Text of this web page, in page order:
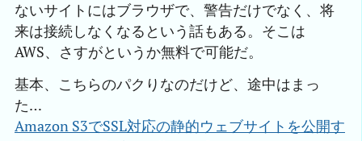
ないサイトにはブラウザで、警告だけでなく、将
来は接続しなくなるという話もある。そこは
AWS、さすがというか無料で可能だ。
基本、こちらのパクりなのだけど、途中はまっ
た…
Amazon S3でSSL対応の静的ウェブサイトを公開す